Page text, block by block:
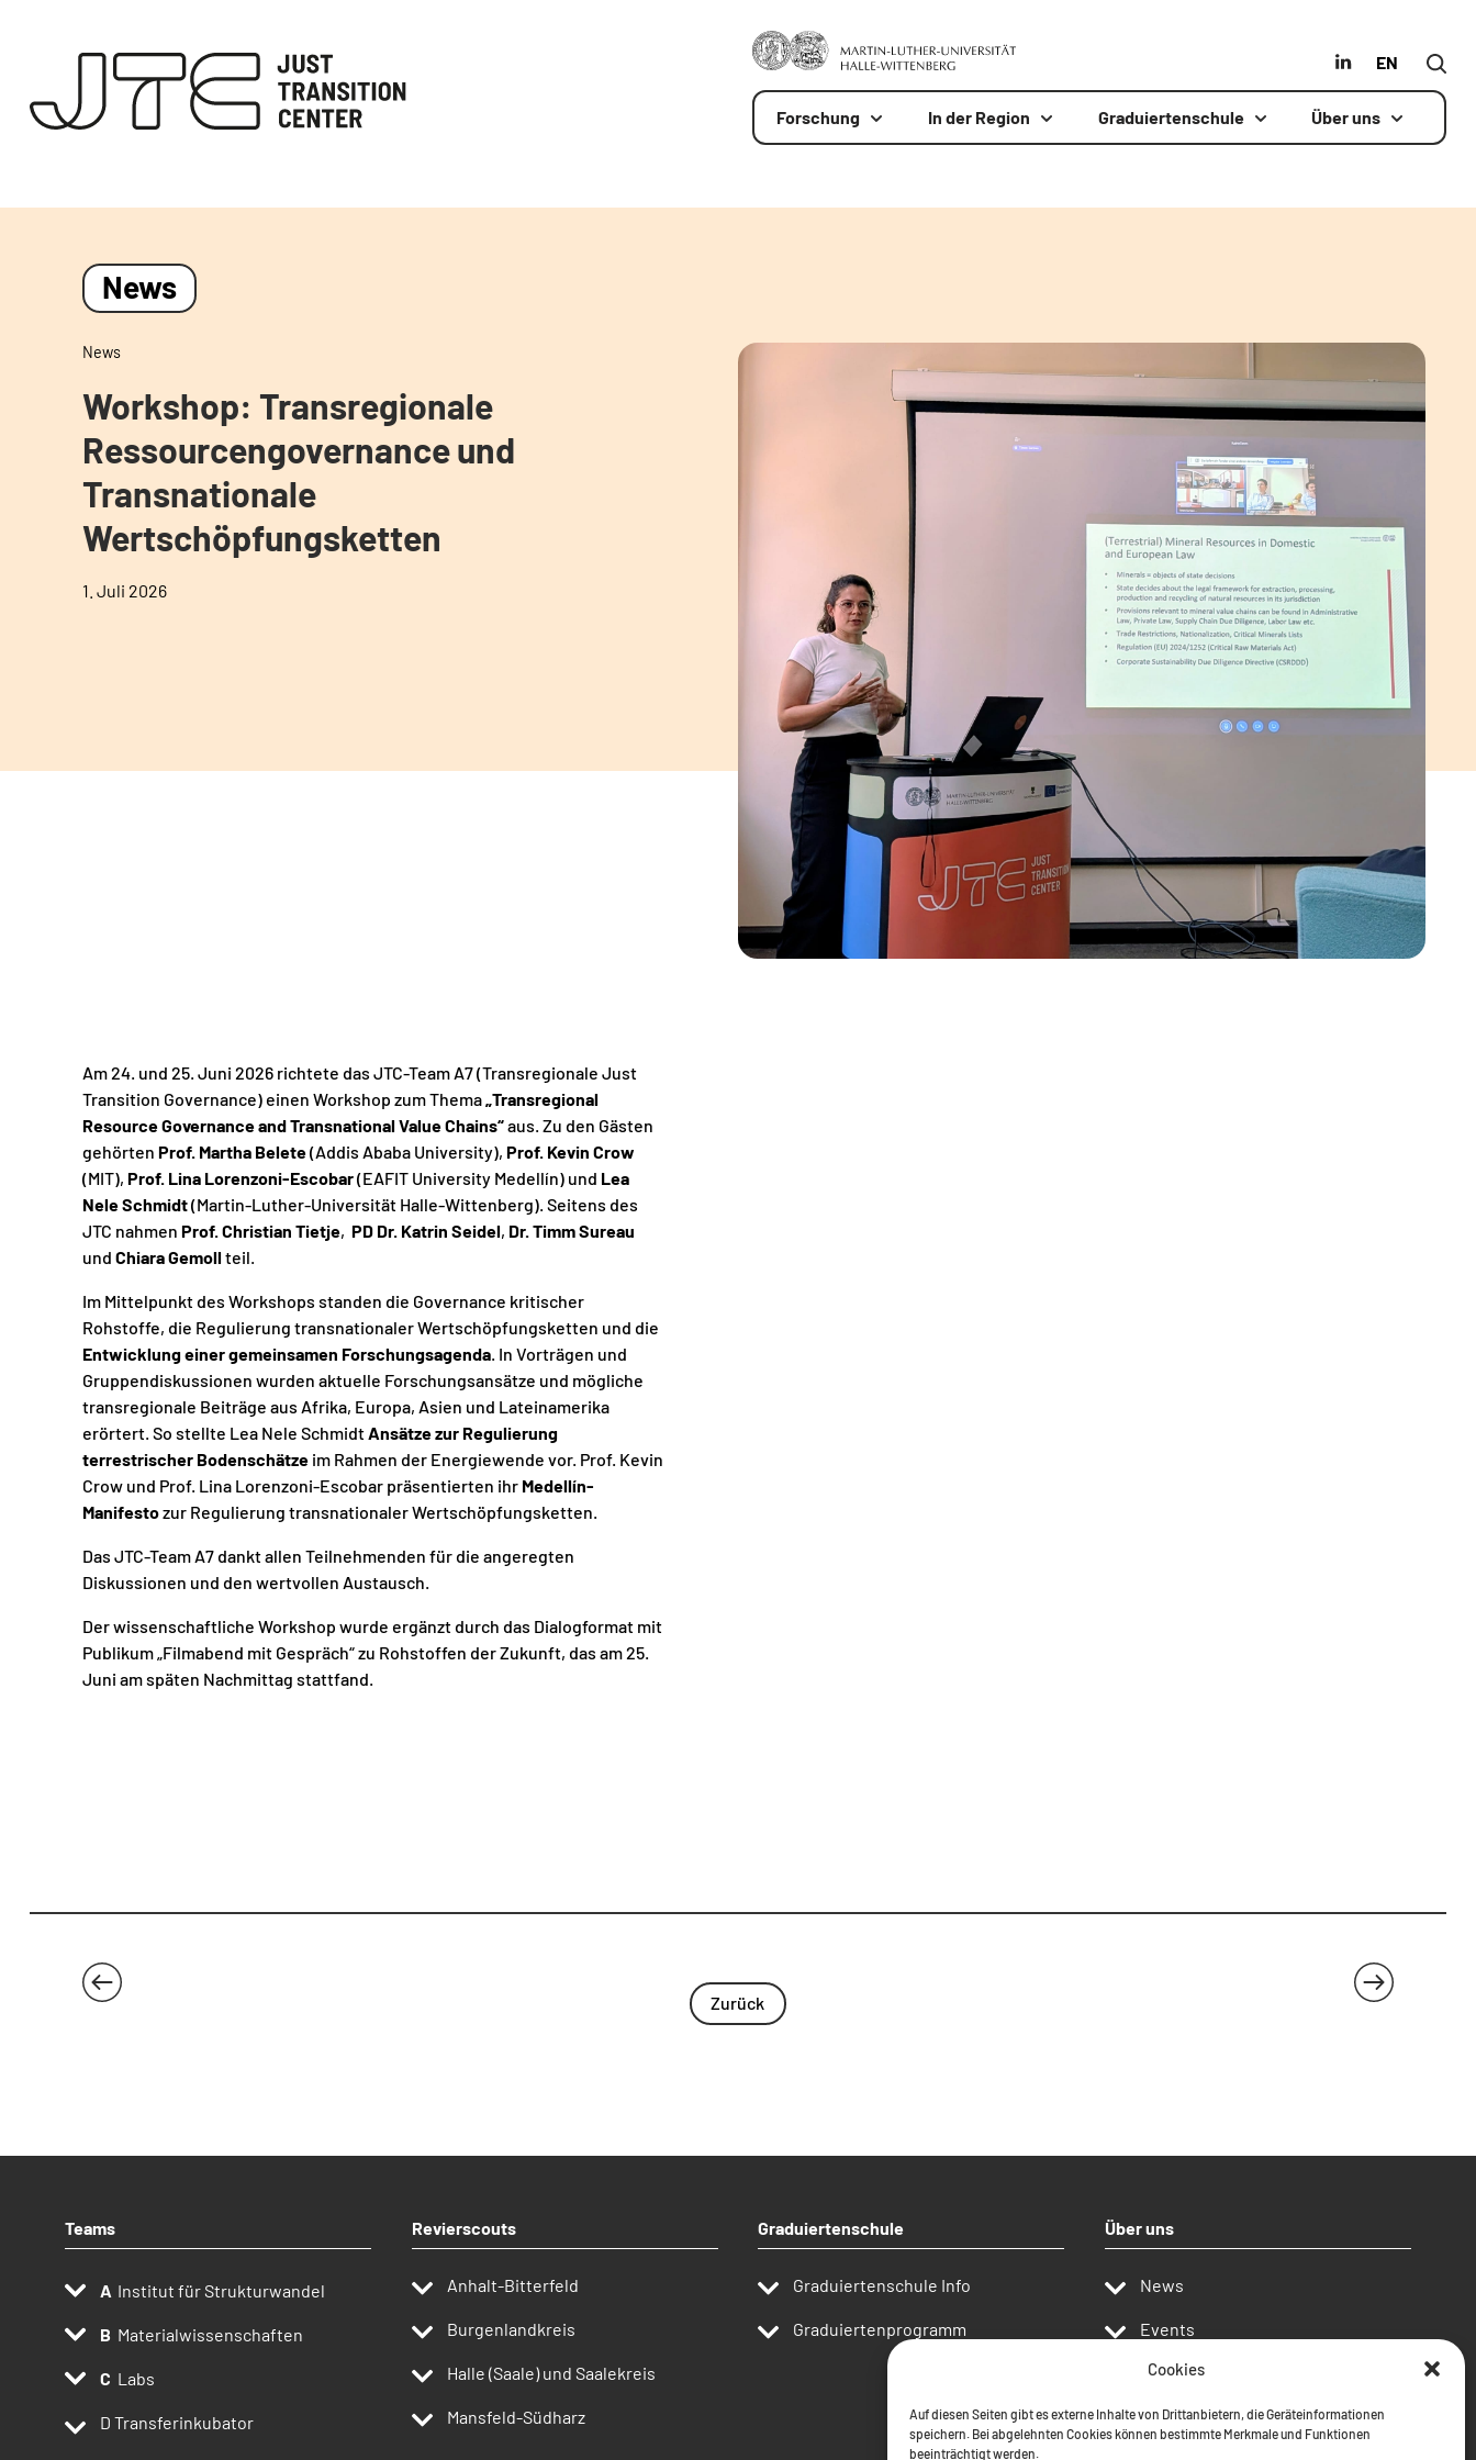
Cookies
Auf diesen Seiten gibt es externe Inhalte von Drittanbietern, die Geräteinformationen
speichern. Bei abgelehnten Cookies können bestimmte Merkmale und Funktionen
beeinträchtigt werden.
Englisch
Forschung In der Region Graduiertenschule Über uns
in
News
News
Workshop: Transregionale
Ressourcengovernance und
Transnationale
Wertschöpfungsketten
1. Juli 2026
Am 24. und 25. Juni 2026 richtete das JTC-Team A7 (Transregionale Just
Transition Governance) einen Workshop zum Thema„Transregional
Resource Governance and Transnational Value Chains“aus. Zu den Gästen
gehörten Prof. Martha Belete(Addis Ababa University), Prof. Kevin Crow
(MIT), Prof. Lina Lorenzoni-Escobar(EAFIT University Medellín) und Lea
Nele Schmidt(Martin-Luther-Universität Halle-Wittenberg). Seitens des
JTC nahmen Prof. Christian Tietje, PD Dr. Katrin Seidel, Dr. Timm Sureau
und Chiara Gemollteil.
Im Mittelpunkt des Workshops standen die Governance kritischer
Rohstoffe, die Regulierung transnationaler Wertschöpfungsketten und die
Entwicklung einer gemeinsamen Forschungsagenda. In Vorträgen und
Gruppendiskussionen wurden aktuelle Forschungsansätze und mögliche
transregionale Beiträge aus Afrika, Europa, Asien und Lateinamerika
erörtert. So stellte Lea Nele SchmidtAnsätze zur Regulierung
terrestrischer Bodenschätzeim Rahmen der Energiewende vor. Prof. Kevin
Crow und Prof. Lina Lorenzoni-Escobar präsentierten ihr Medellín-
Manifestozur Regulierung transnationaler Wertschöpfungsketten.
Das JTC-Team A7 dankt allen Teilnehmenden für die angeregten
Diskussionen und den wertvollen Austausch.
Der wissenschaftliche Workshop wurde ergänzt durch das Dialogformat mit
Publikum „Filmabend mit Gespräch“ zu Rohstoffen der Zukunft, das am 25.
Juni am späten Nachmittag stattfand.
Zurück
Teams
Institut für Strukturwandel
Materialwissenschaften
Labs
D Transferinkubator
Revierscouts
Anhalt-Bitterfeld
Burgenlandkreis
Halle (Saale) und Saalekreis
Mansfeld-Südharz
Graduiertenschule
Graduiertenschule Info
Graduiertenprogramm
Über uns
News
Events
Publikationen
Kontakt